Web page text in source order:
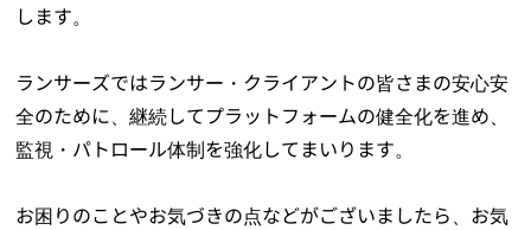
します。
ランサーズではランサー・クライアントの皆さまの安心安
全のために、継続してプラットフォームの健全化を進め、
監視・パトロール体制を強化してまいります。
お困りのことやお気づきの点などがございましたら、お気